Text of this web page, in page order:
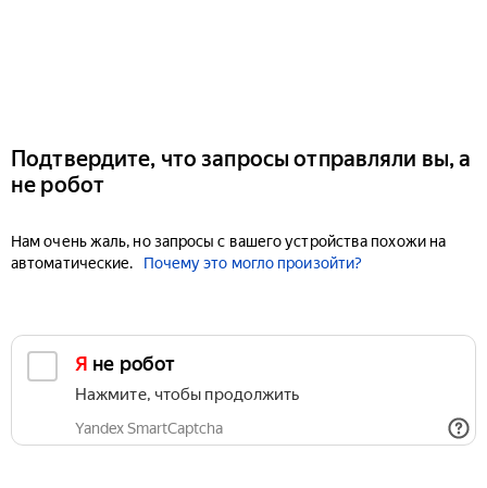
Подтвердите, что запросы отправляли вы, а
не робот
Нам очень жаль, но запросы с вашего устройства похожи на
автоматические.
Почему это могло произойти?
Я не робот
Нажмите, чтобы продолжить
Yandex SmartCaptcha